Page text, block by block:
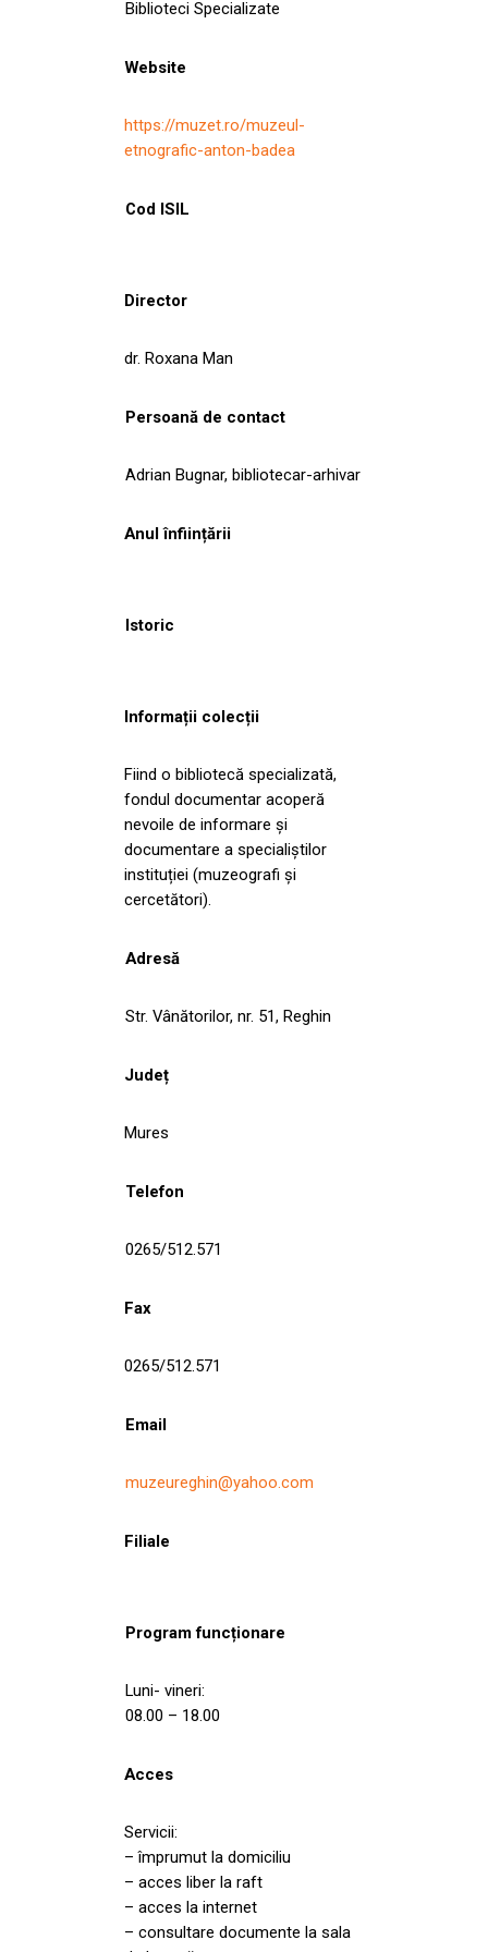
Biblioteci Specializate
Website
https://muzet.ro/muzeul-
etnografic-anton-badea
Cod ISIL
Director
dr. Roxana Man
Persoană de contact
Adrian Bugnar, bibliotecar-arhivar
Anul înființării
Istoric
Informații colecții
Fiind o bibliotecă specializată,
fondul documentar acoperă
nevoile de informare și
documentare a specialiștilor
instituției (muzeografi și
cercetători).
Adresă
Str. Vânătorilor, nr. 51, Reghin
Județ
Mures
Telefon
0265/512.571
Fax
0265/512.571
Email
muzeureghin@yahoo.com
Filiale
Program funcționare
Luni- vineri:
08.00 – 18.00
Acces
Servicii:
– împrumut la domiciliu
– acces liber la raft
– acces la internet
– consultare documente la sala